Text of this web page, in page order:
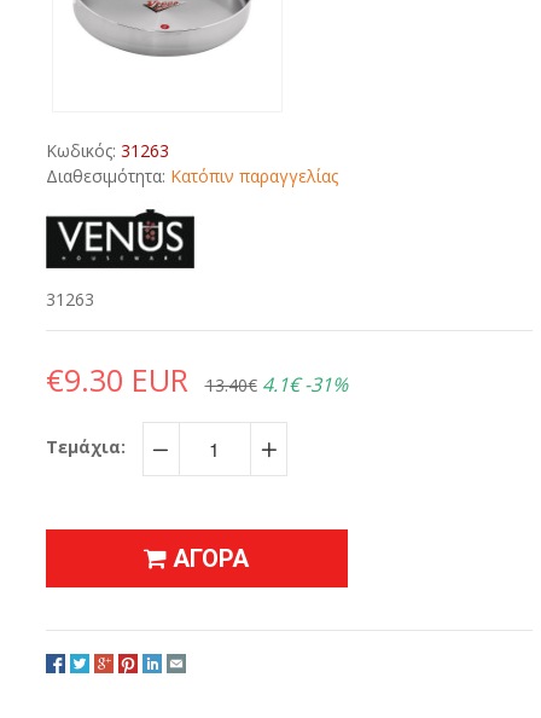
Κωδικός: 31263
Διαθεσιμότητα: Κατόπιν παραγγελίας
31263
€9.30 EUR 13.40€ 4.1€ -31%
Τεμάχια:
− +
ΑΓΟΡΑ